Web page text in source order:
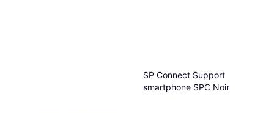
SP Connect Support
smartphone SPC Noir